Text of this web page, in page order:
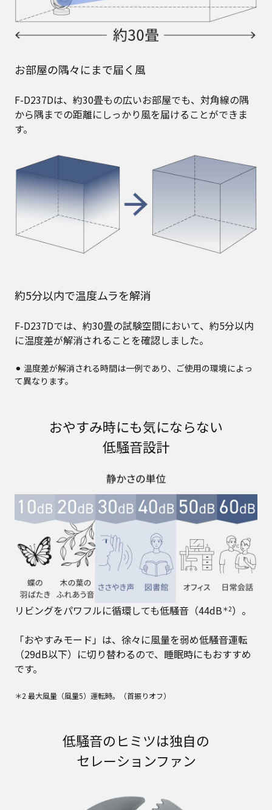
お部屋の隅々にまで届く風
F-D237Dは、約30畳もの広いお部屋でも、対角線の隅
から隅までの距離にしっかり風を届けることができま
す。
約5分以内で温度ムラを解消
F-D237Dでは、約30畳の試験空間において、約5分以内
に温度差が解消されることを確認しました。
⚫︎ 温度差が解消される時間は一例であり、ご使用の環境によっ
て異なります。
おやすみ時にも気にならない
低騒音設計
リビングをパワフルに循環しても低騒音（44dB ＊2）。
「おやすみモード」は、徐々に風量を弱め低騒音運転
（29dB以下）に切り替わるので、睡眠時にもおすすめ
です。
＊2 最大風量（風量5）運転時。（首振りオフ）
低騒音のヒミツは独自の
セレーションファン